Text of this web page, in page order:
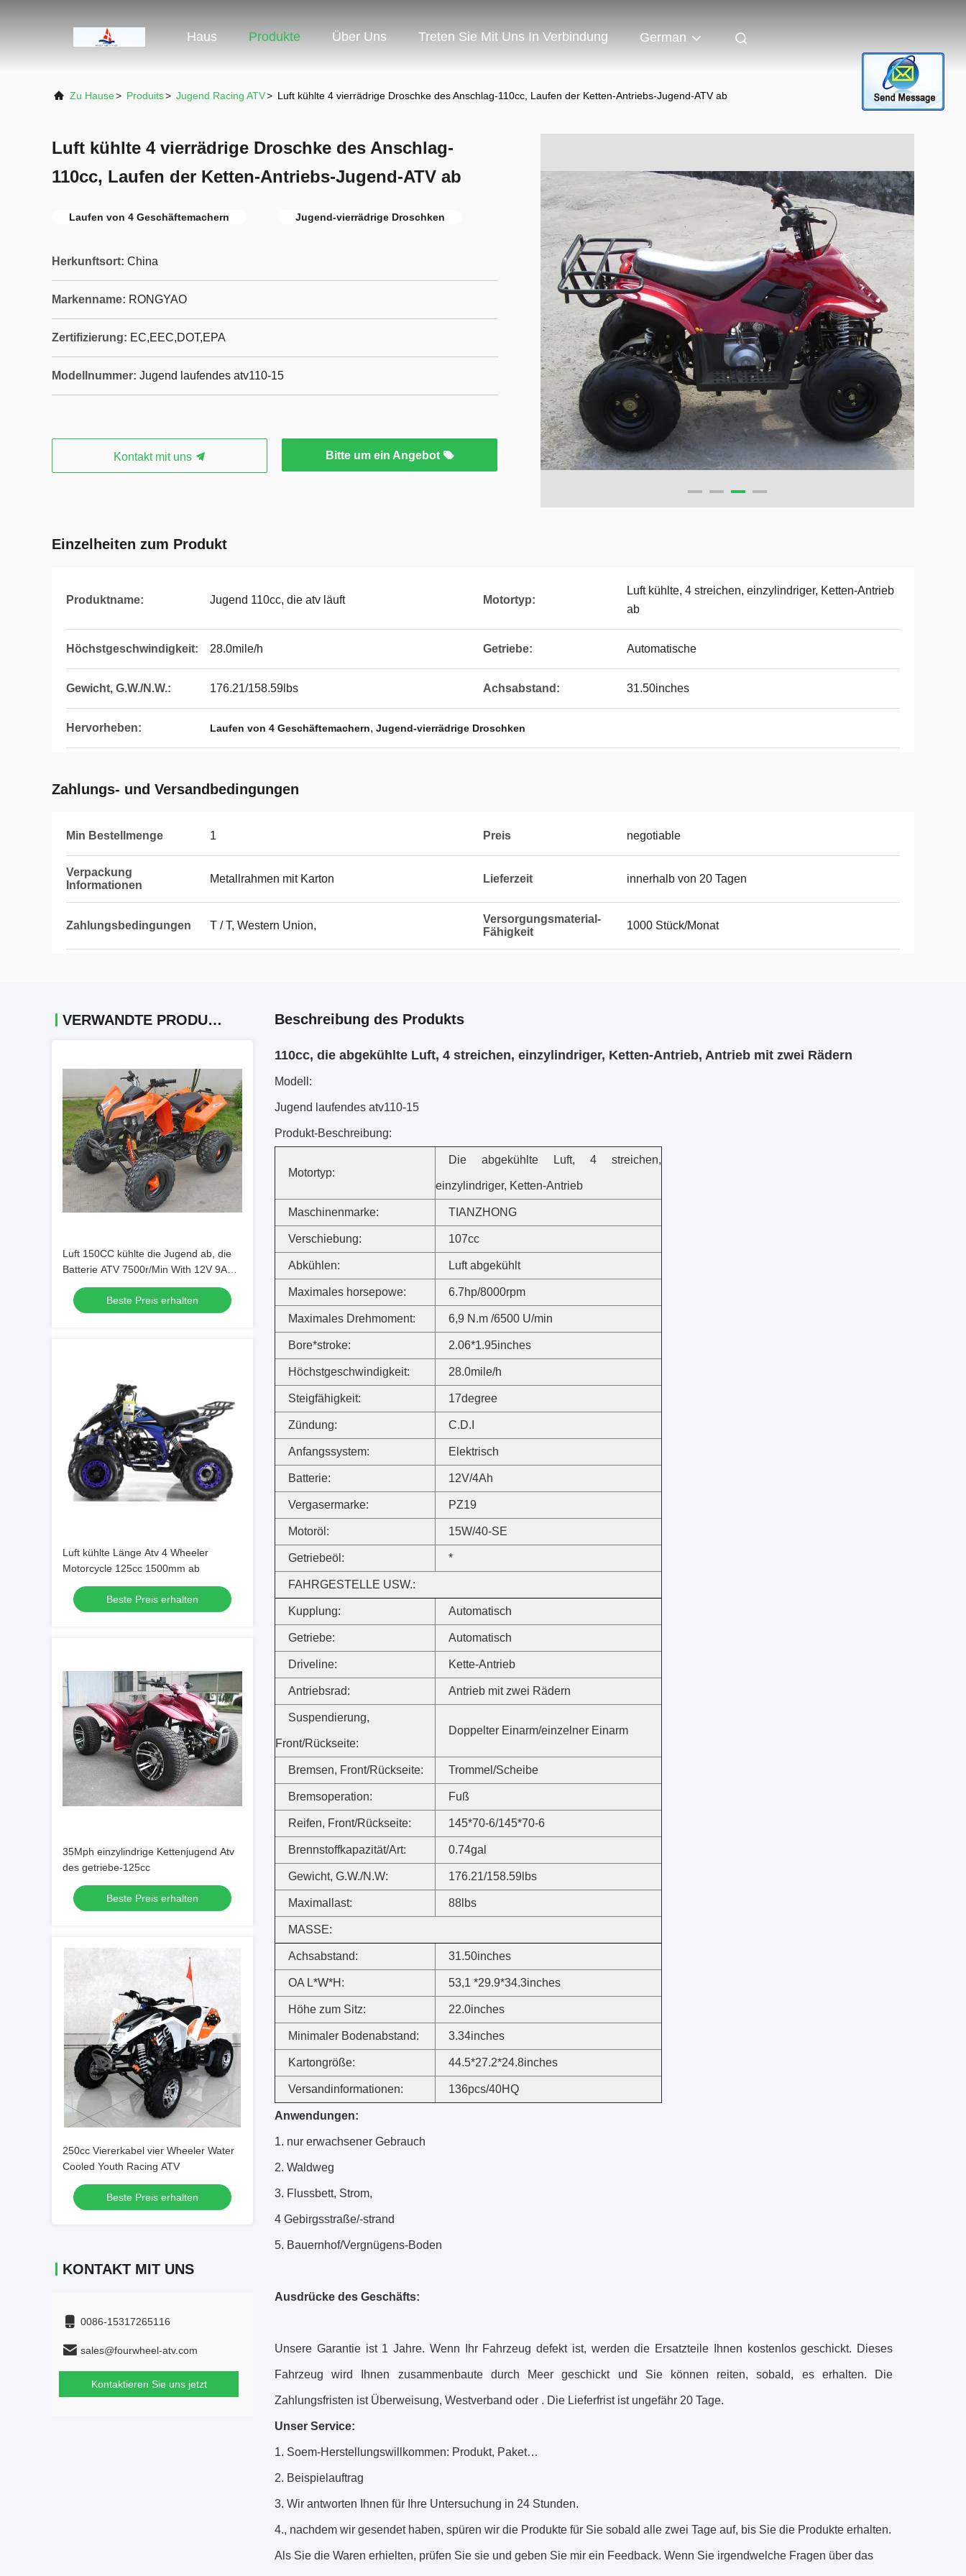
Haus Produkte Über Uns Treten Sie Mit Uns In Verbindung German
Zu Hause> Produits> Jugend Racing ATV> Luft kühlte 4 vierrädrige Droschke des Anschlag-110cc, Laufen der Ketten-Antriebs-Jugend-ATV ab
Luft kühlte 4 vierrädrige Droschke des Anschlag-
110cc, Laufen der Ketten-Antriebs-Jugend-ATV ab
Laufen von 4 Geschäftemachern Jugend-vierrädrige Droschken
Herkunftsort: China
Markenname: RONGYAO
Zertifizierung: EC,EEC,DOT,EPA
Modellnummer: Jugend laufendes atv110-15
Kontakt mit uns Bitte um ein Angebot
Einzelheiten zum Produkt
Produktname: Jugend 110cc, die atv läuft Motortyp:
Luft kühlte, 4 streichen, einzylindriger, Ketten-Antrieb
ab
Höchstgeschwindigkeit: 28.0mile/h Getriebe: Automatische
Gewicht, G.W./N.W.: 176.21/158.59lbs Achsabstand: 31.50inches
Hervorheben: Laufen von 4 Geschäftemachern, Jugend-vierrädrige Droschken
Zahlungs- und Versandbedingungen
Min Bestellmenge 1 Preis negotiable
Verpackung
Informationen
Metallrahmen mit Karton Lieferzeit innerhalb von 20 Tagen
Zahlungsbedingungen T / T, Western Union,
Versorgungsmaterial-
Fähigkeit
1000 Stück/Monat
VERWANDTE PRODUKTE
Luft 150CC kühlte die Jugend ab, die
Batterie ATV 7500r/Min With 12V 9AH
Beste Preis erhalten
Luft kühlte Länge Atv 4 Wheeler
Motorcycle 125cc 1500mm ab
Beste Preis erhalten
35Mph einzylindrige Kettenjugend Atv
des getriebe-125cc
Beste Preis erhalten
250cc Viererkabel vier Wheeler Water
Cooled Youth Racing ATV
Beste Preis erhalten
KONTAKT MIT UNS
0086-15317265116
sales@fourwheel-atv.com
Kontaktieren Sie uns jetzt
Beschreibung des Produkts
110cc, die abgekühlte Luft, 4 streichen, einzylindriger, Ketten-Antrieb, Antrieb mit zwei Rädern
Modell:
Jugend laufendes atv110-15
Produkt-Beschreibung:
Motortyp:
Die abgekühlte Luft, 4 streichen,
einzylindriger, Ketten-Antrieb
Maschinenmarke: TIANZHONG
Verschiebung: 107cc
Abkühlen: Luft abgekühlt
Maximales horsepowe: 6.7hp/8000rpm
Maximales Drehmoment: 6,9 N.m /6500 U/min
Bore*stroke: 2.06*1.95inches
Höchstgeschwindigkeit: 28.0mile/h
Steigfähigkeit: 17degree
Zündung: C.D.I
Anfangssystem: Elektrisch
Batterie: 12V/4Ah
Vergasermarke: PZ19
Motoröl: 15W/40-SE
Getriebeöl: *
FAHRGESTELLE USW.:
Kupplung: Automatisch
Getriebe: Automatisch
Driveline: Kette-Antrieb
Antriebsrad: Antrieb mit zwei Rädern
Suspendierung,
Front/Rückseite:
Doppelter Einarm/einzelner Einarm
Bremsen, Front/Rückseite: Trommel/Scheibe
Bremsoperation: Fuß
Reifen, Front/Rückseite: 145*70-6/145*70-6
Brennstoffkapazität/Art: 0.74gal
Gewicht, G.W./N.W: 176.21/158.59lbs
Maximallast: 88lbs
MASSE:
Achsabstand: 31.50inches
OA L*W*H: 53,1 *29.9*34.3inches
Höhe zum Sitz: 22.0inches
Minimaler Bodenabstand: 3.34inches
Kartongröße: 44.5*27.2*24.8inches
Versandinformationen: 136pcs/40HQ
Anwendungen:
1. nur erwachsener Gebrauch
2. Waldweg
3. Flussbett, Strom,
4 Gebirgsstraße/-strand
5. Bauernhof/Vergnügens-Boden
Ausdrücke des Geschäfts:
Unsere Garantie ist 1 Jahre. Wenn Ihr Fahrzeug defekt ist, werden die Ersatzteile Ihnen kostenlos geschickt. Dieses
Fahrzeug wird Ihnen zusammenbaute durch Meer geschickt und Sie können reiten, sobald, es erhalten. Die
Zahlungsfristen ist Überweisung, Westverband oder . Die Lieferfrist ist ungefähr 20 Tage.
Unser Service:
1. Soem-Herstellungswillkommen: Produkt, Paket…
2. Beispielauftrag
3. Wir antworten Ihnen für Ihre Untersuchung in 24 Stunden.
4., nachdem wir gesendet haben, spüren wir die Produkte für Sie sobald alle zwei Tage auf, bis Sie die Produkte erhalten.
Als Sie die Waren erhielten, prüfen Sie sie und geben Sie mir ein Feedback. Wenn Sie irgendwelche Fragen über das